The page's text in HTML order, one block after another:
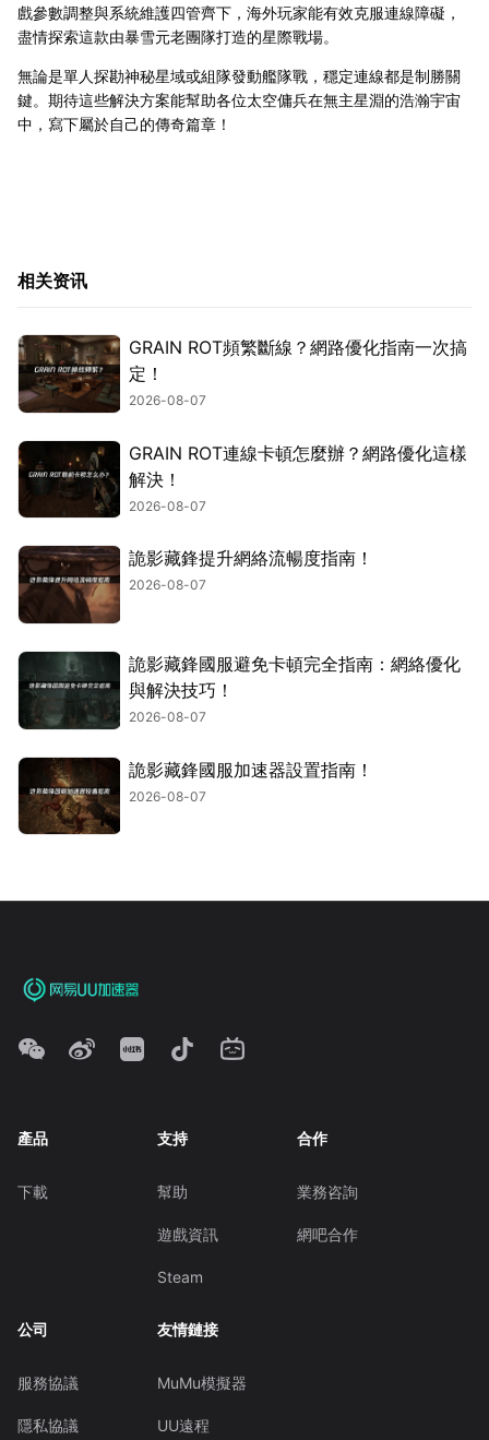
戲參數調整與系統維護四管齊下，海外玩家能有效克服連線障礙，
盡情探索這款由暴雪元老團隊打造的星際戰場。
無論是單人探勘神秘星域或組隊發動艦隊戰，穩定連線都是制勝關
鍵。期待這些解決方案能幫助各位太空傭兵在無主星淵的浩瀚宇宙
中，寫下屬於自己的傳奇篇章！
相关资讯
GRAIN ROT頻繁斷線？網路優化指南一次搞
定！
2026-08-07
GRAIN ROT連線卡頓怎麼辦？網路優化這樣
解決！
2026-08-07
詭影藏鋒提升網絡流暢度指南！
2026-08-07
詭影藏鋒國服避免卡頓完全指南：網絡優化
與解決技巧！
2026-08-07
詭影藏鋒國服加速器設置指南！
2026-08-07
產品
下載
支持
幫助
遊戲資訊
Steam
合作
業務咨詢
網吧合作
公司
服務協議
隱私協議
友情鏈接
MuMu模擬器
UU遠程